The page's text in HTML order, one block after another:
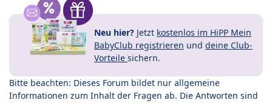
Neu hier? Jetzt kostenlos im HiPP Mein
BabyClub registrieren und deine Club-
Vorteile sichern.
Bitte beachten: Dieses Forum bildet nur allgemeine
Informationen zum Inhalt der Fragen ab. Die Antworten sind